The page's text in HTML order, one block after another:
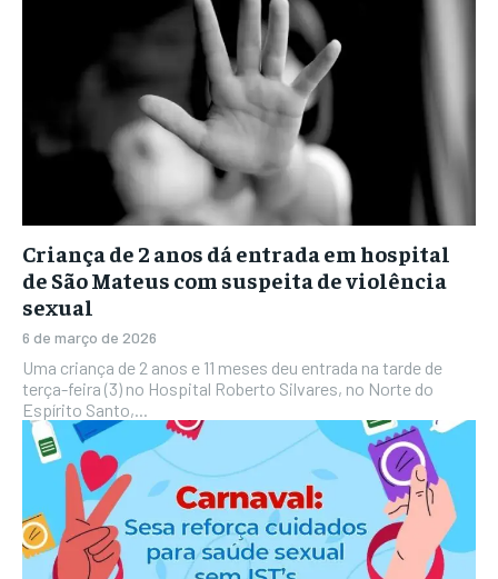
Criança de 2 anos dá entrada em hospital
de São Mateus com suspeita de violência
sexual
6 de março de 2026
Uma criança de 2 anos e 11 meses deu entrada na tarde de
terça-feira (3) no Hospital Roberto Silvares, no Norte do
Espírito Santo,...